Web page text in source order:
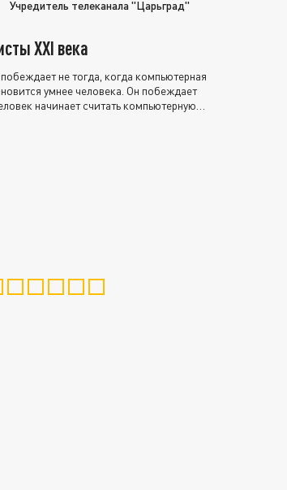
Учредитель телеканала "Царьград"
XXI века
не тогда, когда компьютерная
умнее человека. Он побеждает
начинает считать компьютерную